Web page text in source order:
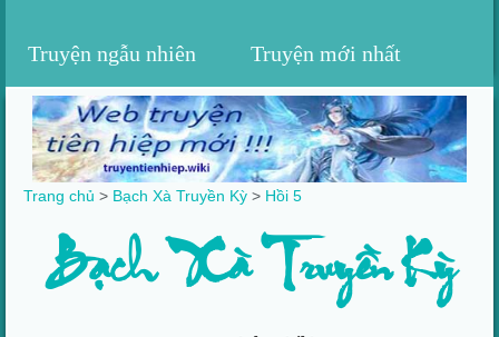
Truyện ngẫu nhiên Truyện mới nhất
Trang chủ > Bạch Xà Truyền Kỳ > Hồi 5
Bạch Xà Truyền Kỳ